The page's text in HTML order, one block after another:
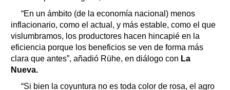
“En un ámbito (de la economía nacional) menos
inflacionario, como el actual, y más estable, como el que
vislumbramos, los productores hacen hincapié en la
eficiencia porque los beneficios se ven de forma más
clara que antes”, añadió Rühe, en diálogo con La
Nueva.
“Si bien la coyuntura no es toda color de rosa, el agro